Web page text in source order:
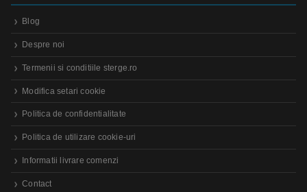
Blog
Despre noi
Termenii si conditiile sterge.ro
Modifica setari cookie
Politica de confidentialitate
Politica de utilizare cookie-uri
Informatii livrare comenzi
Contact